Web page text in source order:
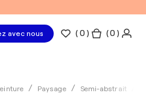
avec nous (0 ) ( 0 )
Paysage Semi-abstrait